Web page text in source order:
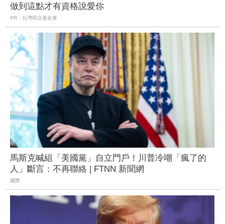
做到這點才有資格說愛你
PR・台灣癌症基金會
馬斯克喊組「美國黨」自立門戶！川普冷嘲「瘋了的
人」斷言：不再聯絡 | FTNN 新聞網
國際